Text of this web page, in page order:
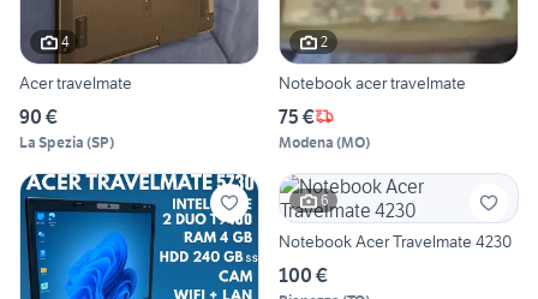
4
Acer travelmate
90 €
La Spezia (SP)
2
Notebook acer travelmate
75 €
Modena (MO)
6
Notebook Acer Travelmate 4230
100 €